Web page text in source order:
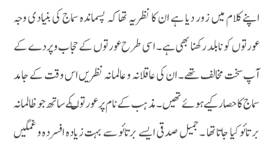
اپنے کلام میں زور دیا ہے ان کا نظریہ تھا کہ پسماندہ سماج کی بنیادی وجہ
عورتوں کو نا بلد رکھنا بھی ہے۔ اسی طرح عورتوں کے حجاب و پردے کے
آپ سخت مخالف تھے۔ ان کی عاقلانہ و عالمانہ نظریں اس وقت کے جامد
سماج کا حصار کیے ہوئے تھیں۔مذہب کے نام پر عورتوںکے ساتھ جو ظالمانہ
بر تائو کیا جاتا تھا ۔ جمیل صدقی ایسے برتائو سے بہت زیادہ افسردہ و غمگین